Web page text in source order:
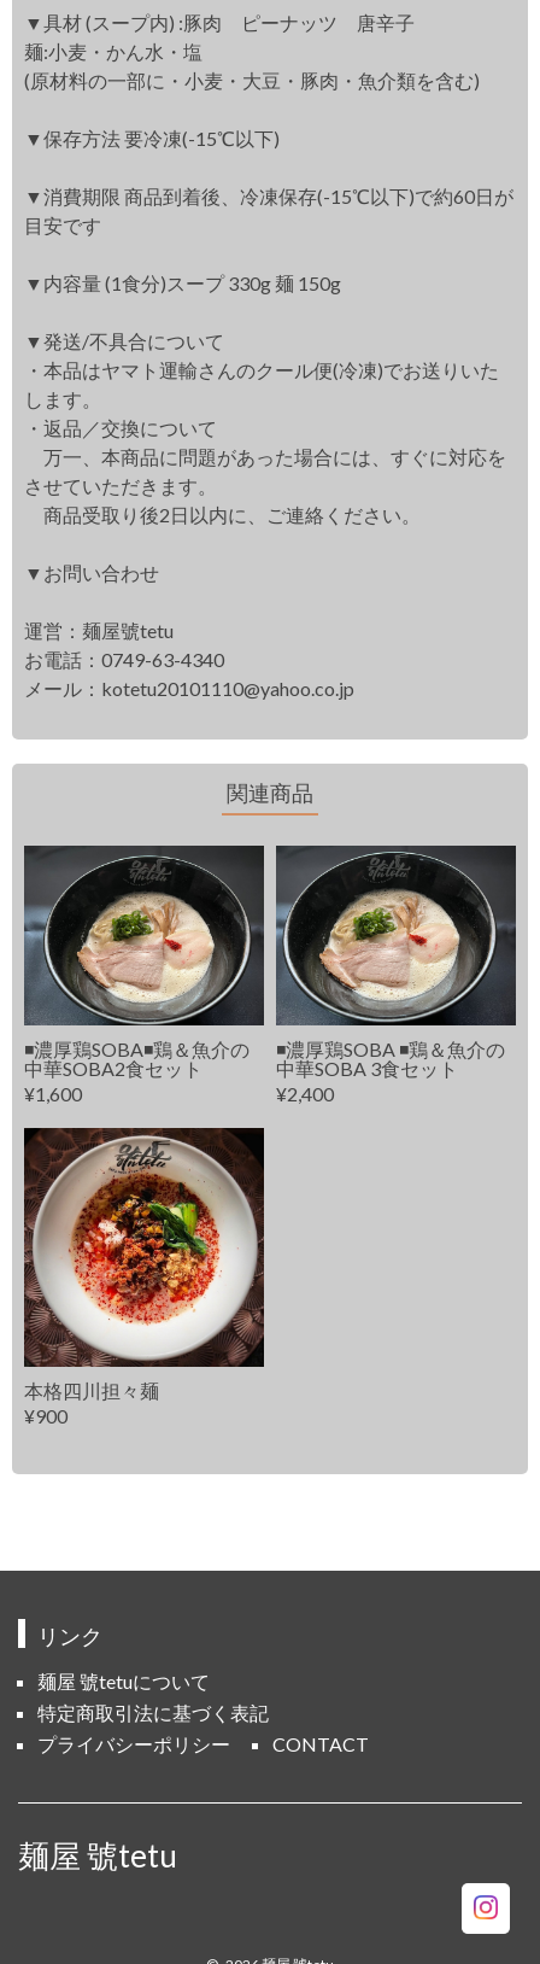
▼具材 (スープ内) :豚肉 ピーナッツ 唐辛子
麺:小麦・かん水・塩
(原材料の一部に・小麦・大豆・豚肉・魚介類を含む)
▼保存方法 要冷凍(-15℃以下)
▼消費期限 商品到着後、冷凍保存(-15℃以下)で約60日が
目安です
▼内容量 (1食分)スープ 330g 麺 150g
▼発送/不具合について
・本品はヤマト運輸さんのクール便(冷凍)でお送りいた
します。
・返品／交換について
万一、本商品に問題があった場合には、すぐに対応を
させていただきます。
商品受取り後2日以内に、ご連絡ください。
▼お問い合わせ
運営：麺屋號tetu
お電話：0749-63-4340
メール： kotetu20101110@yahoo.co.jp
関連商品
◾️濃厚鶏SOBA◾️鶏＆魚介の
中華SOBA2食セット
¥1,600
◾️濃厚鶏SOBA ◾️鶏＆魚介の
中華SOBA 3食セット
¥2,400
本格四川担々麺
¥900
リンク
麺屋 號tetuについて
特定商取引法に基づく表記
プライバシーポリシー
CONTACT
麺屋 號tetu